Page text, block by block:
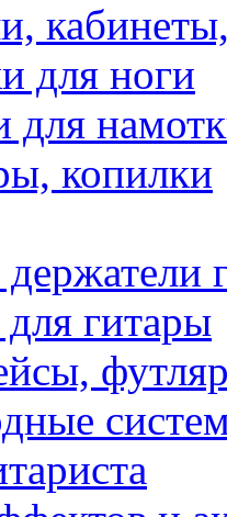
для ноги
копилки
гитары